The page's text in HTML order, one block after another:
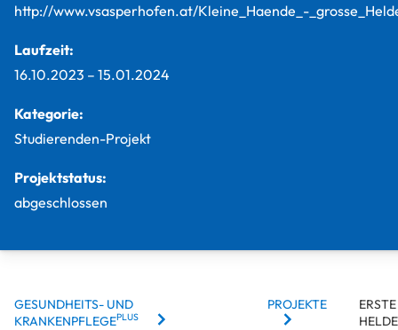
http://www.vsasperhofen.at/Kleine_Haende_-
Laufzeit:
16.10.2023 – 15.01.2024
Kategorie:
Studierenden-Projekt
Projektstatus:
abgeschlossen
BREADCRUMBS
GESUNDHEITS- UND
KRANKENPFLEGEPLUS
PROJEKTE